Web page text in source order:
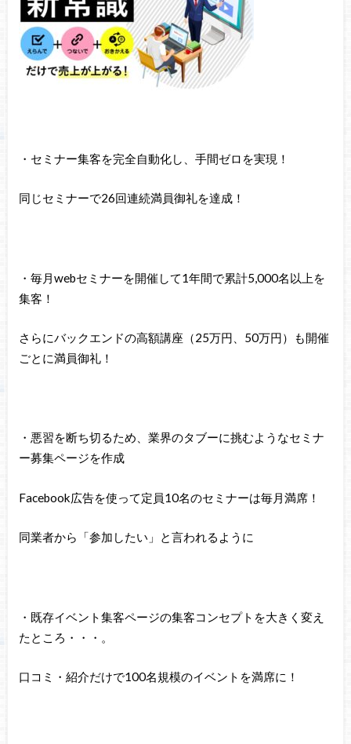
・セミナー集客を完全自動化し、手間ゼロを実現！
同じセミナーで26回連続満員御礼を達成！
・毎月webセミナーを開催して1年間で累計5,000名以上を
集客！
さらにバックエンドの高額講座（25万円、50万円）も開催
ごとに満員御礼！
・悪習を断ち切るため、業界のタブーに挑むようなセミナ
ー募集ページを作成
Facebook広告を使って定員10名のセミナーは毎月満席！
同業者から「参加したい」と言われるように
・既存イベント集客ページの集客コンセプトを大きく変え
たところ・・・。
口コミ・紹介だけで100名規模のイベントを満席に！